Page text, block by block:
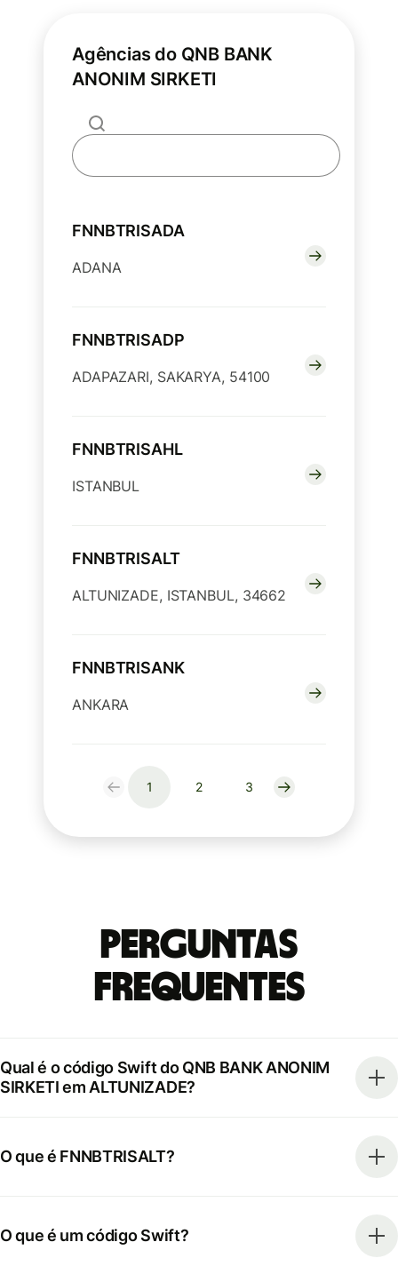
Agências do QNB BANK
ANONIM SIRKETI
FNNBTRISADA
ADANA
FNNBTRISADP
ADAPAZARI, SAKARYA, 54100
FNNBTRISAHL
ISTANBUL
FNNBTRISALT
ALTUNIZADE, ISTANBUL, 34662
FNNBTRISANK
ANKARA
1 2 3
Perguntas
frequentes
Qual é o código Swift do QNB BANK ANONIM
SIRKETI em ALTUNIZADE?
O que é FNNBTRISALT?
O que é um código Swift?